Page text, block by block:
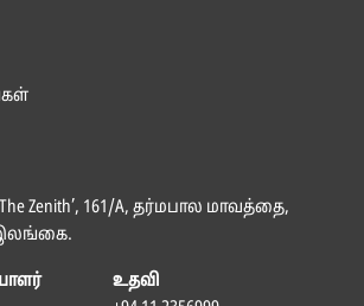
‘The Zenith’, 161/A, தர்மபால மாவத்தை,
இலங்கை.
உதவி